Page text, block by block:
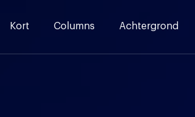
Kort Columns Achtergrond